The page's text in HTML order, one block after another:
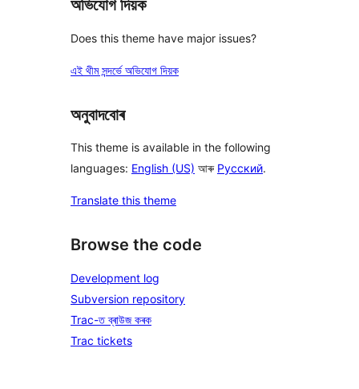
অভিযোগ দিয়ক
Does this theme have major issues?
এই থীম সন্দৰ্ভে অভিযোগ দিয়ক
অনুবাদবোৰ
This theme is available in the following
languages: English (US) আৰু Русский.
Translate this theme
Browse the code
Development log
Subversion repository
Trac-ত ব্ৰাউজ কৰক
Trac tickets